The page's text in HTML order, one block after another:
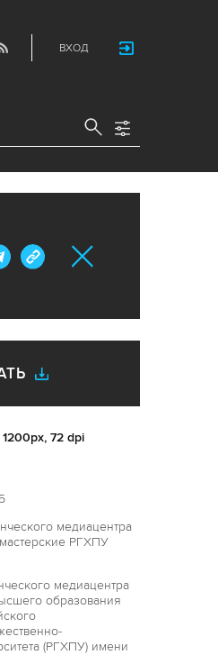
ВХОД
1200px, 72 dpi
медиацентра
РГХПУ
медиацентра
образования
(РГХПУ) имени